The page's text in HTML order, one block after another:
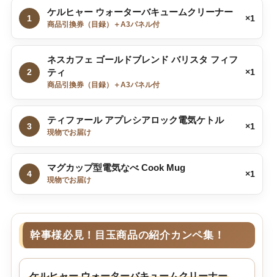
1
ケルヒャー ウォーターバキュームクリーナー
商品引換券（目録）＋A3パネル付
×1
2
ネスカフェ ゴールドブレンド バリスタ フィフ
ティ
商品引換券（目録）＋A3パネル付
×1
3
ティファール アプレシアロック電気ケトル
現物でお届け
×1
4
マグカップ型電気なべ Cook Mug
現物でお届け
×1
幹事様必見！目玉商品の紹介カンペ集！